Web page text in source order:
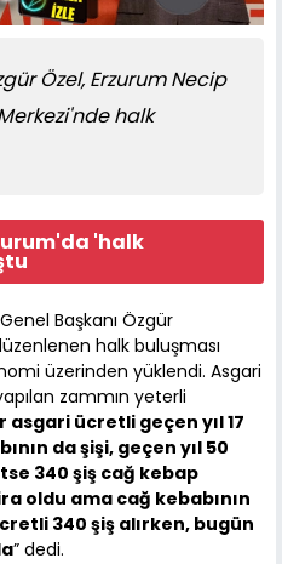
Özel, Erzurum Necip
halk
'halk
Başkanı Özgür
halk buluşması
üzerinden yüklendi. Asgari
zammın yeterli
asgari ücretli geçen yıl 17
da şişi, geçen yıl 50
340 şiş cağ kebap
oldu ama cağ kebabının
340 şiş alırken, bugün
” dedi.